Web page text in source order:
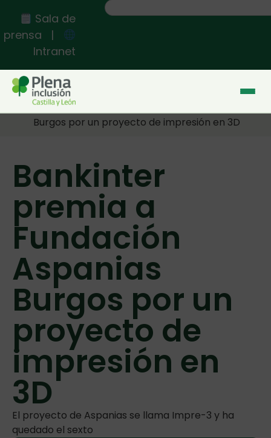
Sala de
prensa |
Intranet
Inicio >> Bankinter premia a Fundación Aspanias
Burgos por un proyecto de impresión en 3D
Bankinter
premia a
Fundación
Aspanias
Burgos por un
proyecto de
impresión en
3D
El proyecto de Aspanias se llama Impre-3 y ha
quedado el sexto